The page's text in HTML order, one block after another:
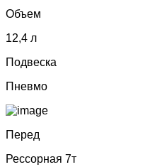
Объем
12,4 л
Подвеска
Пневмо
Перед
Рессорная 7т